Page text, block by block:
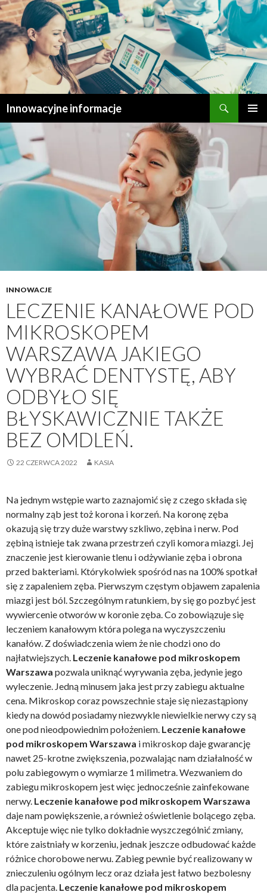
Innowacyjne informacje
MENU
DO
TREŚCI
INNOWACJE
LECZENIE KANAŁOWE POD
MIKROSKOPEM
WARSZAWA JAKIEGO
WYBRAĆ DENTYSTĘ, ABY
ODBYŁO SIĘ
BŁYSKAWICZNIE TAKŻE
BEZ OMDLEŃ.
22 CZERWCA 2022 KASIA
Na jednym wstępie warto zaznajomić się z czego składa się
normalny ząb jest toż korona i korzeń. Na koronę zęba
okazują się trzy duże warstwy szkliwo, zębina i nerw. Pod
zębiną istnieje tak zwana przestrzeń czyli komora miazgi. Jej
znaczenie jest kierowanie tlenu i odżywianie zęba i obrona
przed bakteriami. Którykolwiek spośród nas na 100% spotkał
się z zapaleniem zęba. Pierwszym częstym objawem zapalenia
miazgi jest ból. Szczególnym ratunkiem, by się go pozbyć jest
wywiercenie otworów w koronie zęba. Co zobowiązuje się
leczeniem kanałowym która polega na wyczyszczeniu
kanałów. Z doświadczenia wiem że nie chodzi ono do
najłatwiejszych. Leczenie kanałowe pod mikroskopem
Warszawa pozwala uniknąć wyrywania zęba, jedynie jego
wyleczenie. Jedną minusem jaka jest przy zabiegu aktualne
cena. Mikroskop coraz powszechnie staje się niezastąpiony
kiedy na dowód posiadamy niezwykle niewielkie nerwy czy są
one pod nieodpowiednim położeniem. Leczenie kanałowe
pod mikroskopem Warszawa i mikroskop daje gwarancję
nawet 25-krotne zwiększenia, pozwalając nam działalność w
polu zabiegowym o wymiarze 1 milimetra. Wezwaniem do
zabiegu mikroskopem jest więc jednocześnie zainfekowane
nerwy. Leczenie kanałowe pod mikroskopem Warszawa
daje nam powiększenie, a również oświetlenie bolącego zęba.
Akceptuje więc nie tylko dokładnie wyszczególnić zmiany,
które zaistniały w korzeniu, jednak jeszcze odbudować każde
różnice chorobowe nerwu. Zabieg pewnie być realizowany w
znieczuleniu ogólnym lecz oraz działa jest łatwo bezbolesny
dla pacjenta. Leczenie kanałowe pod mikroskopem